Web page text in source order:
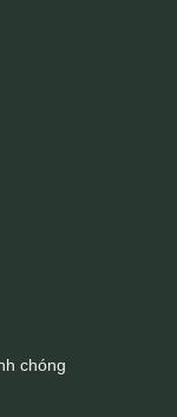
chóng